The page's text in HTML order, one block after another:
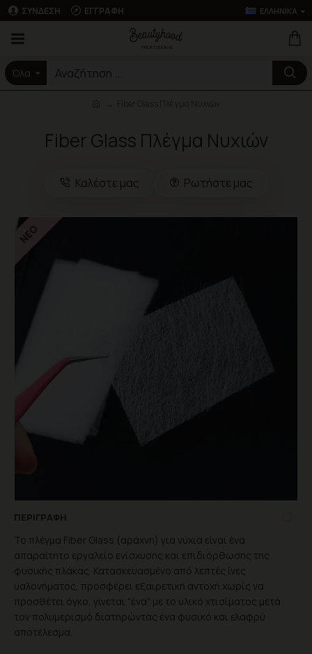
ΣΎΝΔΕΣΗ ΕΓΓΡΑΦΉ ΕΛΛΗΝΙΚΆ
Όλα
Fiber Glass Πλέγμα Νυχιών
Καλέστε μας Ρωτήστε μας
ΝΈΟ
ΠΕΡΙΓΡΑΦΉ
Το πλέγμα Fiber Glass (αράχνη) για νύχια είναι ένα
απαραίτητο εργαλείο ενίσχυσης και επιδιόρθωσης της
φυσικής πλάκας. Κατασκευασμένο από λεπτές ίνες
υαλονήματος, προσφέρει εξαιρετική αντοχή χωρίς να
προσθέτει όγκο, γίνεται "ένα" με το υλικό χτισίματος μετά
τον πολυμερισμό διατηρώντας ένα φυσικό και ελαφρύ
αποτέλεσμα.